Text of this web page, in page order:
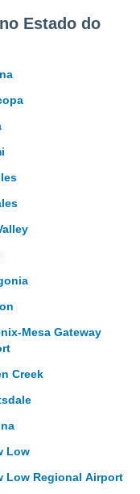
Estado do
Mesa Gateway
Creek
Low
Low Regional Airport